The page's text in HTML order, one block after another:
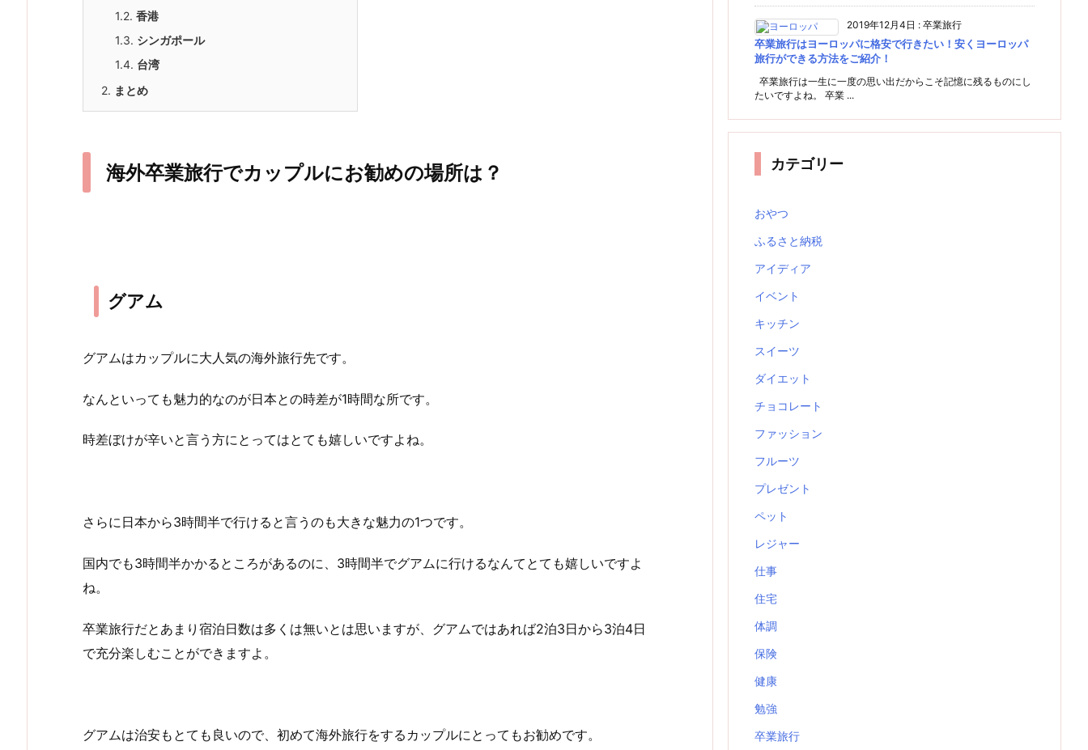
1.2. 香港
1.3. シンガポール
1.4. 台湾
2. まとめ
海外卒業旅行でカップルにお勧めの場所は？
グアム
グアムはカップルに大人気の海外旅行先です。
なんといっても魅力的なのが日本との時差が1時間な所です。
時差ぼけが辛いと言う方にとってはとても嬉しいですよね。
さらに日本から3時間半で行けると言うのも大きな魅力の1つです。
国内でも3時間半かかるところがあるのに、3時間半でグアムに行けるなんてとても嬉しいですよ
ね。
卒業旅行だとあまり宿泊日数は多くは無いとは思いますが、グアムではあれば2泊3日から3泊4日
で充分楽しむことができますよ。
グアムは治安もとても良いので、初めて海外旅行をするカップルにとってもお勧めです。
2019年12月4日 : 卒業旅行
卒業旅行はヨーロッパに格安で行きたい！安くヨーロッパ
旅行ができる方法をご紹介！
卒業旅行は一生に一度の思い出だからこそ記憶に残るものにし
たいですよね。 卒業 ...
カテゴリー
おやつ
ふるさと納税
アイディア
イベント
キッチン
スイーツ
ダイエット
チョコレート
ファッション
フルーツ
プレゼント
ペット
レジャー
仕事
住宅
体調
保険
健康
勉強
卒業旅行